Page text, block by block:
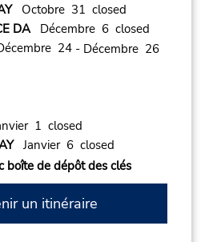
Octobre 31 closed
DADécembre 6 closed
24 - Décembre 26
1 closed
Janvier 6 closed
boîte de dépôt des clés
un itinéraire